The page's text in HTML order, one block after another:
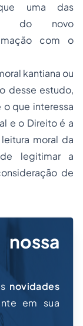
uma das
do novo
com o
kantiana ou
desse estudo,
o que interessa
e o Direito é a
moral da
legitimar a
de
novidades
em sua